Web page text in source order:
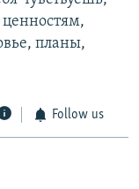
ценностям,
планы,
Follow us